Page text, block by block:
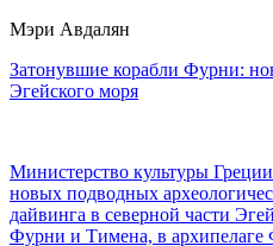
Мэри Авдалян
Затонувшие корабли Фурни:
Эгейского моря
Министерство культуры
новых подводных
дайвинга в северной части
Фурни и Тимена, в архипелаге